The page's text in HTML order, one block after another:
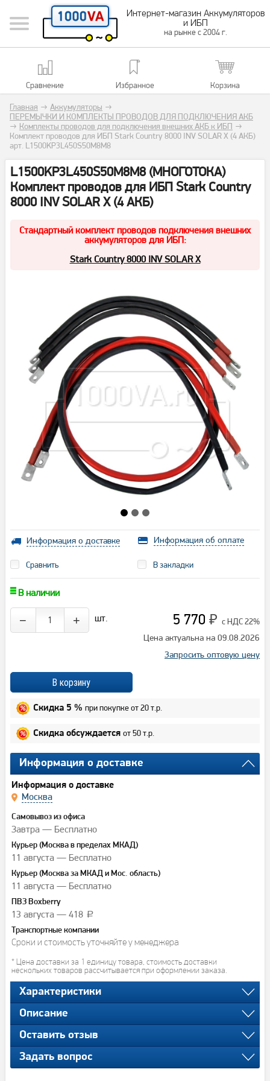
Интернет-магазин Аккумуляторов
и ИБП
на рынке с 2004 г.
Сравнение Избранное Корзина
Главная → Аккумуляторы →
ПЕРЕМЫЧКИ И КОМПЛЕКТЫ ПРОВОДОВ ДЛЯ ПОДКЛЮЧЕНИЯ АКБ
→ Комплекты проводов для подключения внешних АКБ к ИБП →
Комплект проводов для ИБП Stark Country 8000 INV SOLAR X (4 АКБ)
арт. L1500KP3L450S50M8M8
L1500KP3L450S50M8M8 (МНОГОТОКА)
Комплект проводов для ИБП Stark Country
8000 INV SOLAR X (4 АКБ)
Стандартный комплект проводов подключения внешних
аккумуляторов для ИБП:
Stark Country 8000 INV SOLAR X
Информация о доставке Информация об оплате
Сравнить В закладки
В наличии
− + шт. 5 770 ₽ с НДС 22%
Цена актуальна на 09.08.2026
Запросить оптовую цену
Скидка 5 % при покупке от 20 т.р.
Скидка обсуждается от 50 т.р.
Информация о доставке
Информация о доставке
Москва
Самовывоз из офиса
Завтра — Бесплатно
Курьер (Москва в пределах МКАД)
11 августа — Бесплатно
Курьер (Москва за МКАД и Мос. область)
11 августа — Бесплатно
ПВЗ Boxberry
13 августа — 418 a
Транспортные компании
Сроки и стоимость уточняйте у менеджера
* Цена доставки за 1 единицу товара, стоимость доставки
нескольких товаров рассчитывается при оформлении заказа.
Характеристики
Описание
Оставить отзыв
Задать вопрос